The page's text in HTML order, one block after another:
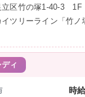
立区竹の塚1-40-3 1F
ツリーライン「竹ノ
ィ
時